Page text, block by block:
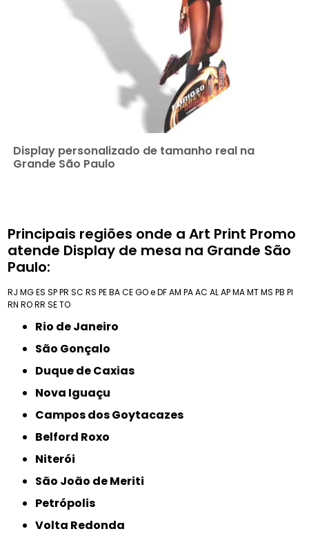
Display personalizado de tamanho real na
Grande São Paulo
Principais regiões onde a Art Print Promo
atende Display de mesa na Grande São
Paulo:
RJ MGES SPPR SC RS PEBACEGO e DFAM PAAC ALAPMAMTMS PB PI
RN RORR SETO
Rio de Janeiro
São Gonçalo
Duque de Caxias
Nova Iguaçu
Campos dos Goytacazes
Belford Roxo
Niterói
São João de Meriti
Petrópolis
Volta Redonda